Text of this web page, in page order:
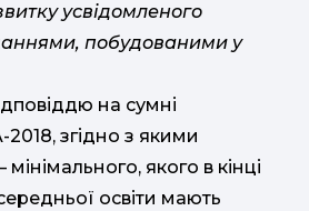
усвідомленого
побудованими у
на сумні
2018, згідно з якими
мінімального, якого в кінці
освіти мають